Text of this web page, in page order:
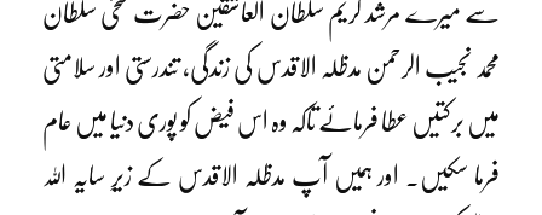
سے میرے مرشد کریم سلطان العاشقین حضرت سخی سلطان
محمد نجیب الرحمن مدظلہ الاقدس کی زندگی، تندرستی اور سلامتی
میں برکتیں عطا فرمائے تاکہ وہ اس فیض کو پوری دنیا میں عام
فرما سکیں۔ اور ہمیں آپ مدظلہ الاقدس کے زیرِ سایہ اللہ